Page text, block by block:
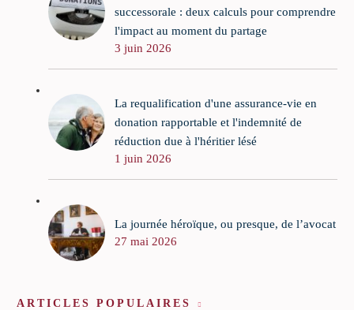
successorale : deux calculs pour comprendre
l'impact au moment du partage
3 juin 2026
La requalification d'une assurance-vie en
donation rapportable et l'indemnité de
réduction due à l'héritier lésé
1 juin 2026
La journée héroïque, ou presque, de l’avocat
27 mai 2026
ARTICLES POPULAIRES